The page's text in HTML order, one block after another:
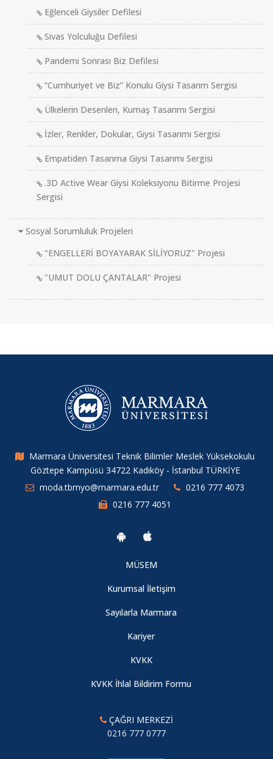
Eğlenceli Giysiler Defilesi
Sivas Yolculuğu Defilesi
Pandemi Sonrası Biz Defilesi
“Cumhuriyet ve Biz” Konulu Giysi Tasarım Sergisi
Ülkelerin Desenleri, Kumaş Tasarımı Sergisi
İzler, Renkler, Dokular, Giysi Tasarımı Sergisi
Empatiden Tasarıma Giysi Tasarımı Sergisi
.3D Active Wear Giysi Koleksiyonu Bitirme Projesi
Sergisi
Sosyal Sorumluluk Projeleri
"ENGELLERİ BOYAYARAK SİLİYORUZ" Projesi
"UMUT DOLU ÇANTALAR" Projesi
Marmara Üniversitesi Teknik Bilimler Meslek Yüksekokulu
Göztepe Kampüsü 34722 Kadıköy - İstanbul TÜRKİYE
moda.tbmyo@marmara.edu.tr
0216 777 4073
0216 777 4051
MÜSEM
Kurumsal İletişim
Sayılarla Marmara
Kariyer
KVKK
KVKK İhlal Bildirim Formu
ÇAĞRI MERKEZİ
0216 777 0777